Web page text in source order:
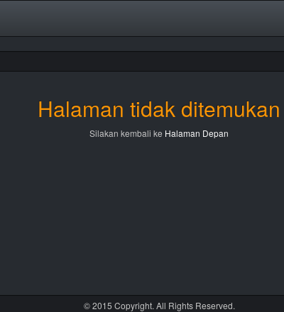
Halaman tidak ditemukan
Silakan kembali ke Halaman Depan
© 2015 Copyright. All Rights Reserved.